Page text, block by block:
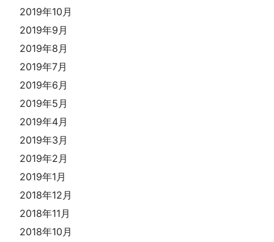
2019年10月
2019年9月
2019年8月
2019年7月
2019年6月
2019年5月
2019年4月
2019年3月
2019年2月
2019年1月
2018年12月
2018年11月
2018年10月